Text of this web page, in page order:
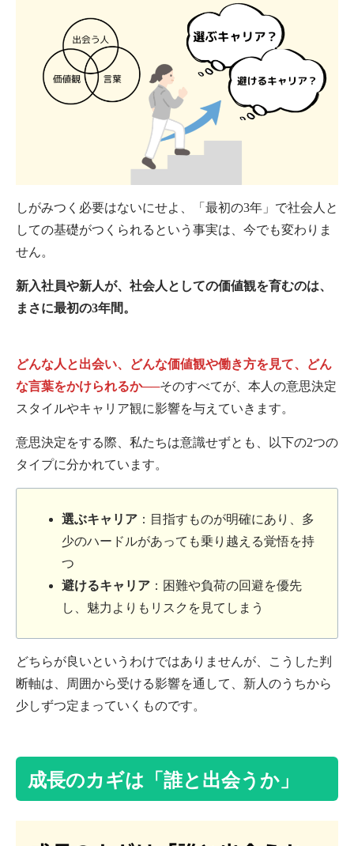
しがみつく必要はないにせよ、「最初の3年」で社会人と
しての基礎がつくられるという事実は、今でも変わりま
せん。
新入社員や新人が、社会人としての価値観を育むのは、
まさに最初の3年間。
どんな人と出会い、どんな価値観や働き方を見て、どん
な言葉をかけられるか──そのすべてが、本人の意思決定
スタイルやキャリア観に影響を与えていきます。
意思決定をする際、私たちは意識せずとも、以下の2つの
タイプに分かれています。
選ぶキャリア：目指すものが明確にあり、多
少のハードルがあっても乗り越える覚悟を持
つ
避けるキャリア：困難や負荷の回避を優先
し、魅力よりもリスクを見てしまう
どちらが良いというわけではありませんが、こうした判
断軸は、周囲から受ける影響を通して、新人のうちから
少しずつ定まっていくものです。
成長のカギは「誰と出会うか」